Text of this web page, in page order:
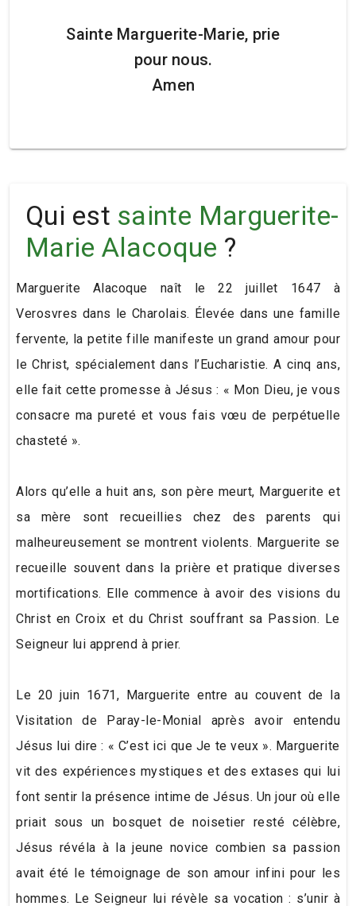
Sainte Marguerite-Marie, prie
pour nous.
Amen
Qui est sainte Marguerite-
Marie Alacoque ?
Marguerite Alacoque naît le 22 juillet 1647 à
Verosvres dans le Charolais. Élevée dans une famille
fervente, la petite fille manifeste un grand amour pour
le Christ, spécialement dans l’Eucharistie. A cinq ans,
elle fait cette promesse à Jésus : « Mon Dieu, je vous
consacre ma pureté et vous fais vœu de perpétuelle
chasteté ».
Alors qu’elle a huit ans, son père meurt, Marguerite et
sa mère sont recueillies chez des parents qui
malheureusement se montrent violents. Marguerite se
recueille souvent dans la prière et pratique diverses
mortifications. Elle commence à avoir des visions du
Christ en Croix et du Christ souffrant sa Passion. Le
Seigneur lui apprend à prier.
Le 20 juin 1671, Marguerite entre au couvent de la
Visitation de Paray-le-Monial après avoir entendu
Jésus lui dire : « C’est ici que Je te veux ». Marguerite
vit des expériences mystiques et des extases qui lui
font sentir la présence intime de Jésus. Un jour où elle
priait sous un bosquet de noisetier resté célèbre,
Jésus révéla à la jeune novice combien sa passion
avait été le témoignage de son amour infini pour les
hommes. Le Seigneur lui révèle sa vocation : s’unir à